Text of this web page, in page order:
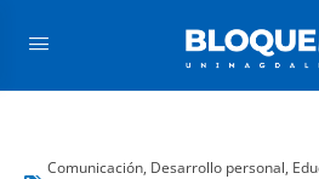
Comunicación, Desarrollo personal,